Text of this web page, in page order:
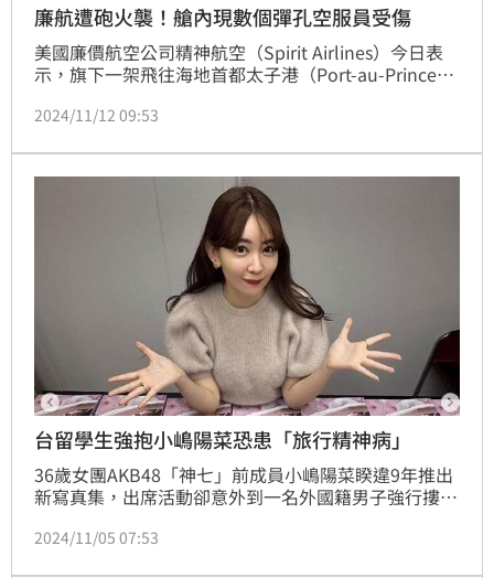
廉航遭砲火襲！艙內現數個彈孔空服員受傷
美國廉價航空公司精神航空（Spirit Airlines）今日表
示，旗下一架飛往海地首都太子港（Port-au-Prince）
沒事。
2024/11/12 09:53
台留學生強抱小嶋陽菜恐患「旅行精神病」
36歲女團AKB48「神七」前成員小嶋陽菜睽違9年推出
新寫真集，出席活動卻意外到一名外國籍男子強行摟抱
歲嫌犯稱為台灣語言留學生，同時真面目曝光。對此，
2024/11/05 07:53